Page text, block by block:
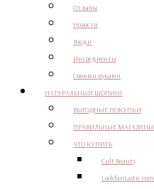
Отзывы
Новости
Люди
Ингредиенты
Своими руками
НАТУРАЛЬНЫЙ ШОПИНГ
ВЫГОДНЫЕ ПОКУПКИ
ПРАВИЛЬНЫЕ МАГАЗИНЫ
ЧТО КУПИТЬ
Cult Beauty
Lookfantastic.com